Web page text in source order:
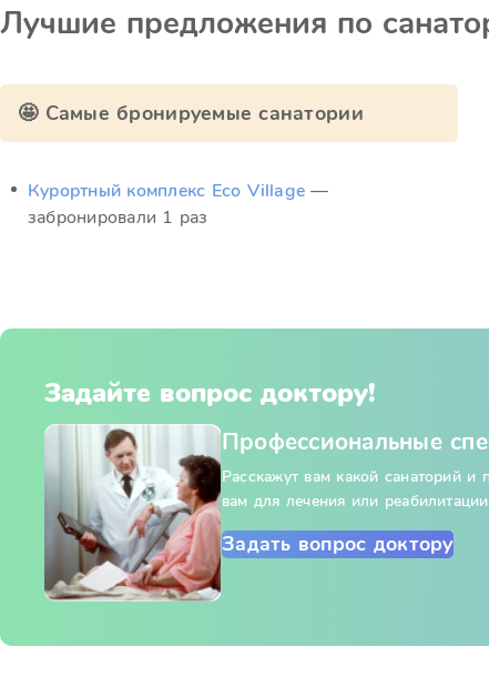
Лучшие предложения по
🤩 Самые бронируемые санатории
Курортный комплекс Eco Village —
забронировали 1 раз
Задайте вопрос доктору!
Профессиональные
Расскажут вам какой санаторий и
вам для лечения или реабилитации
Задать вопрос доктору